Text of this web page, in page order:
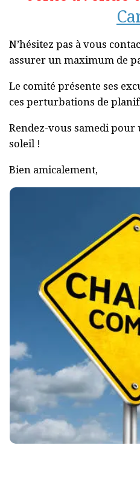
N’hésitez pas à vous
assurer un maximum de
Le comité présente ses
ces perturbations de
Rendez-vous samedi pour
soleil !
Bien amicalement,